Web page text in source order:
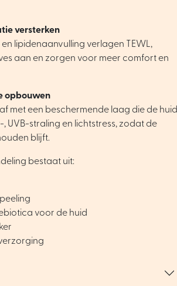
versterken
lipidenaanvulling verlagen TEWL,
aan en zorgen voor meer comfort en
opbouwen
met een beschermende laag die de huid
UVB-straling en lichtstress, zodat de
blijft.
bestaat uit:
voor de huid